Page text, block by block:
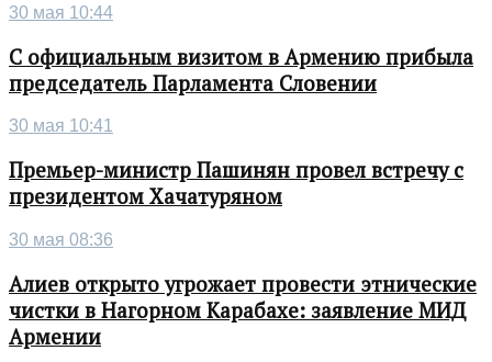
30 мая 10:44
С официальным визитом в Армению прибыла
председатель Парламента Словении
30 мая 10:41
Премьер-министр Пашинян провел встречу с
президентом Хачатуряном
30 мая 08:36
Алиев открыто угрожает провести этнические
чистки в Нагорном Карабахе: заявление МИД
Армении